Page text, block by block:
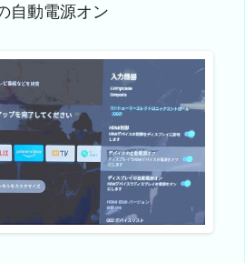
自動電源オン